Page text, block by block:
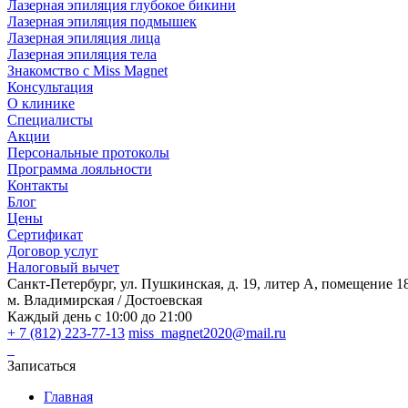
Лазерная эпиляция глубокое бикини
Лазерная эпиляция подмышек
Лазерная эпиляция лица
Лазерная эпиляция тела
Знакомство с Miss Magnet
Консультация
О клинике
Специалисты
Акции
Персональные протоколы
Программа лояльности
Контакты
Блог
Цены
Сертификат
Договор услуг
Налоговый вычет
Санкт-Петербург, ул. Пушкинская, д. 19, литер А, помещение
м. Владимирская / Достоевская
Каждый день с 10:00 до 21:00
+ 7 (812) 223-77-13 miss_magnet2020@mail.ru
Записаться
Главная